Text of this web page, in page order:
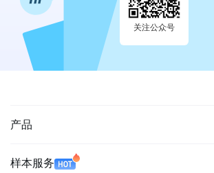
关注公众号
产品
样本服务